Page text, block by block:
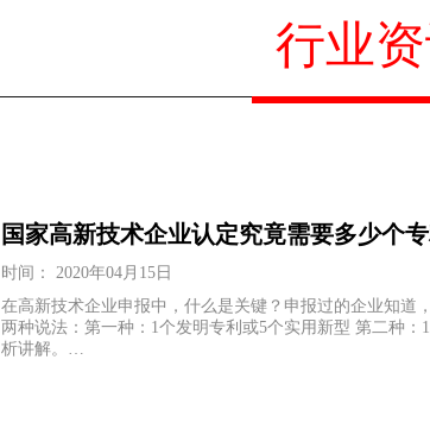
行业
国家高新技术企业认定究竟需要多少个
时间： 2020年04月15日
在高新技术企业申报中，什么是关键？申报过的企业知道
两种说法：第一种：1个发明专利或5个实用新型 第二种
析讲解。…